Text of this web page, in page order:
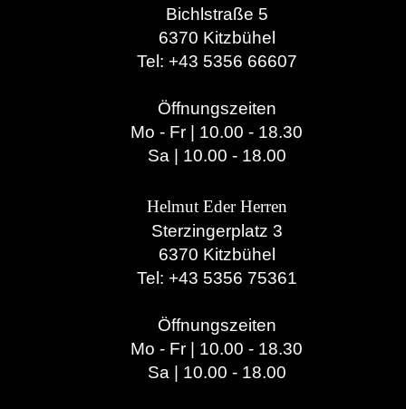
Bichlstraße 5
6370 Kitzbühel
Tel: +43 5356 66607
Öffnungszeiten
Mo - Fr | 10.00 - 18.30
Sa | 10.00 - 18.00
Helmut Eder Herren
Sterzingerplatz 3
6370 Kitzbühel
Tel: +43 5356 75361
Öffnungszeiten
Mo - Fr | 10.00 - 18.30
Sa | 10.00 - 18.00